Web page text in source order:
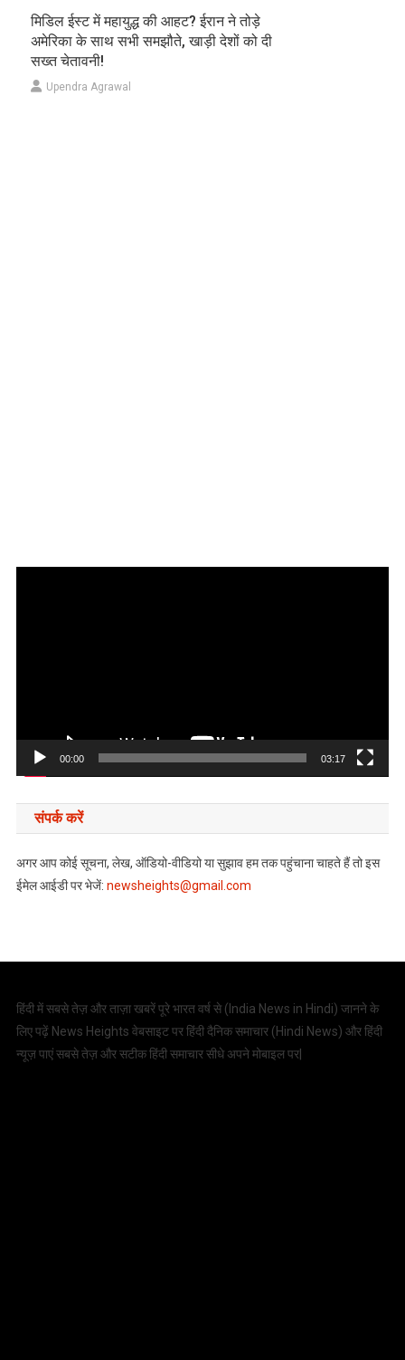
मिडिल ईस्ट में महायुद्ध की आहट? ईरान ने तोड़े
अमेरिका के साथ सभी समझौते, खाड़ी देशों को दी
सख्त चेतावनी!
Upendra Agrawal
00:00 03:17
संपर्क करें
अगर आप कोई सूचना, लेख, ऑडियो-वीडियो या सुझाव हम तक पहुंचाना चाहते हैं तो इस
ईमेल आईडी पर भेजें: newsheights@gmail.com
हिंदी में सबसे तेज़ और ताज़ा खबरें पूरे भारत वर्ष से ( India News in Hindi) जानने के
लिए पढ़ें News Heights वेबसाइट पर हिंदी दैनिक समाचार (Hindi News) और हिंदी
न्यूज़ पाएं सबसे तेज़ और सटीक हिंदी समाचार सीधे अपने मोबाइल पर|